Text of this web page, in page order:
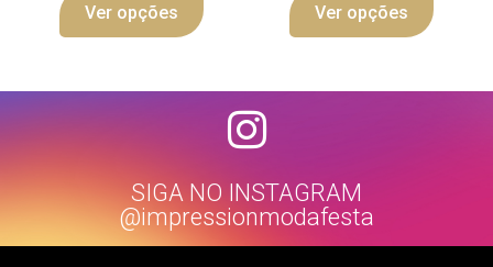
Ver opções Ver opções
SIGA NO INSTAGRAM
@impressionmodafesta